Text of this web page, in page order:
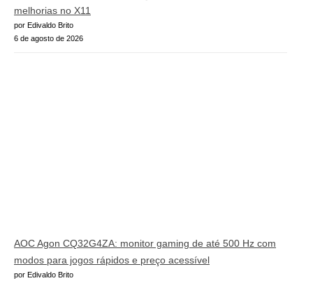
melhorias no X11
por Edivaldo Brito
6 de agosto de 2026
AOC Agon CQ32G4ZA: monitor gaming de até 500 Hz com
modos para jogos rápidos e preço acessível
por Edivaldo Brito